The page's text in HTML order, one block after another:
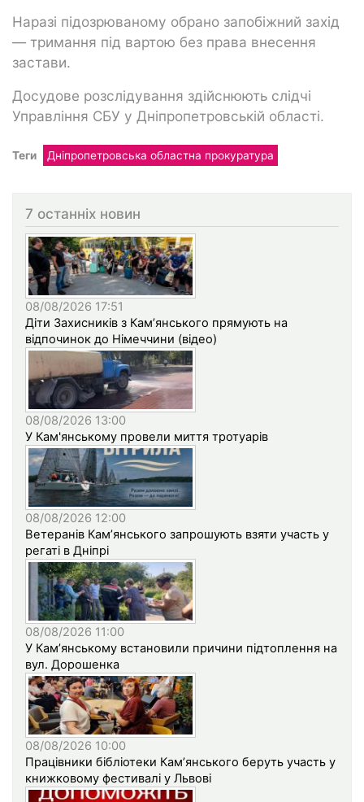
Наразі підозрюваному обрано запобіжний захід
— тримання під вартою без права внесення
застави.
Досудове розслідування здійснюють слідчі
Управління СБУ у Дніпропетровській області.
Теги Дніпропетровська областна прокуратура
7 останніх новин
08/08/2026 17:51
Діти Захисників з Кам’янського прямують на
відпочинок до Німеччини (відео)
08/08/2026 13:00
У Кам'янському провели миття тротуарів
08/08/2026 12:00
Ветеранів Кам’янського запрошують взяти участь у
регаті в Дніпрі
08/08/2026 11:00
У Кам’янському встановили причини підтоплення на
вул. Дорошенка
08/08/2026 10:00
Працівники бібліотеки Кам’янського беруть участь у
книжковому фестивалі у Львові